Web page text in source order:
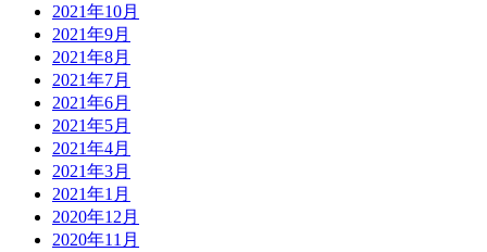
2021年10月
2021年9月
2021年8月
2021年7月
2021年6月
2021年5月
2021年4月
2021年3月
2021年1月
2020年12月
2020年11月